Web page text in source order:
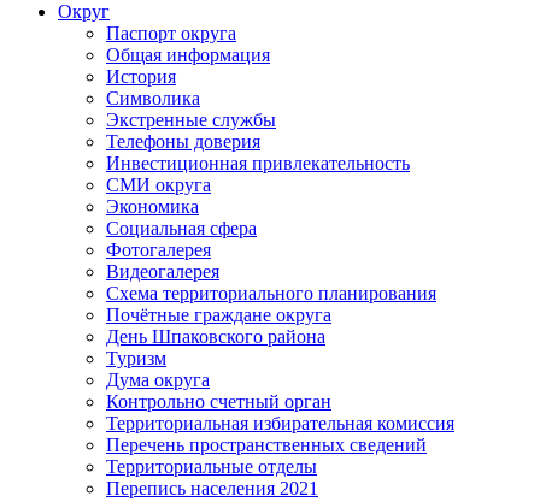
Округ
Паспорт округа
Общая информация
История
Символика
Экстренные службы
Телефоны доверия
Инвестиционная привлекательность
СМИ округа
Экономика
Социальная сфера
Фотогалерея
Видеогалерея
Схема территориального планирования
Почётные граждане округа
День Шпаковского района
Туризм
Дума округа
Контрольно счетный орган
Территориальная избирательная комиссия
Перечень пространственных сведений
Территориальные отделы
Перепись населения 2021